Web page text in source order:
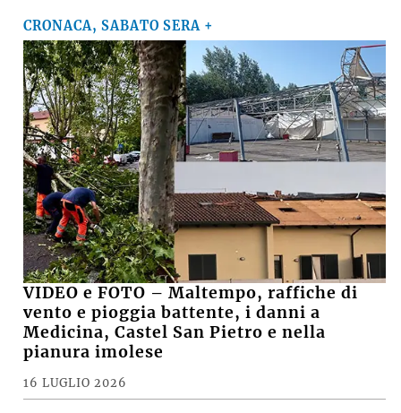
CRONACA, SABATO SERA +
VIDEO e FOTO – Maltempo, raffiche di
vento e pioggia battente, i danni a
Medicina, Castel San Pietro e nella
pianura imolese
16 LUGLIO 2026